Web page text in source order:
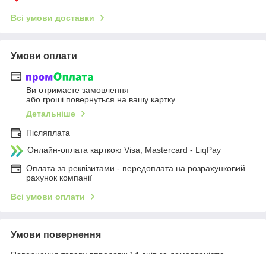
Всі умови доставки
Умови оплати
Ви отримаєте замовлення
або гроші повернуться на вашу картку
Детальніше
Післяплата
Онлайн-оплата карткою Visa, Mastercard - LiqPay
Оплата за реквізитами - передоплата на розрахунковий
рахунок компанії
Всі умови оплати
Умови повернення